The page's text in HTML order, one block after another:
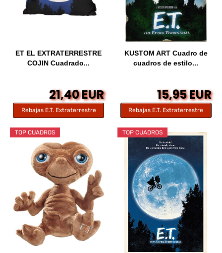
ET EL EXTRATERRESTRE
COJIN Cuadrado...
21,40 EUR
Rebajas E.T. Extraterrestre
KUSTOM ART Cuadro de
cuadros de estilo...
15,95 EUR
Rebajas E.T. Extraterrestre
TOP CUADROS TOP CUADROS